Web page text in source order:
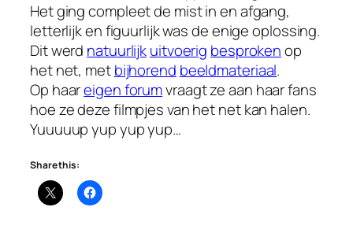
Het ging compleet de mist in en afgang,
letterlijk en figuurlijk was de enige oplossing.
Dit werd natuurlijkuitvoerig besprokenop
het net, metbijhorend beeldmateriaal.
Op haareigen forumvraagt ze aan haar fans
hoe ze deze filmpjes van het net kan halen.
Yuuuuup yup yup yup…
Share this: